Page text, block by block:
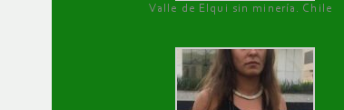
Valle de Elqui sin minería. Chile